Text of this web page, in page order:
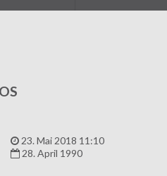
23. Mai 2018 11:10
28. April 1990